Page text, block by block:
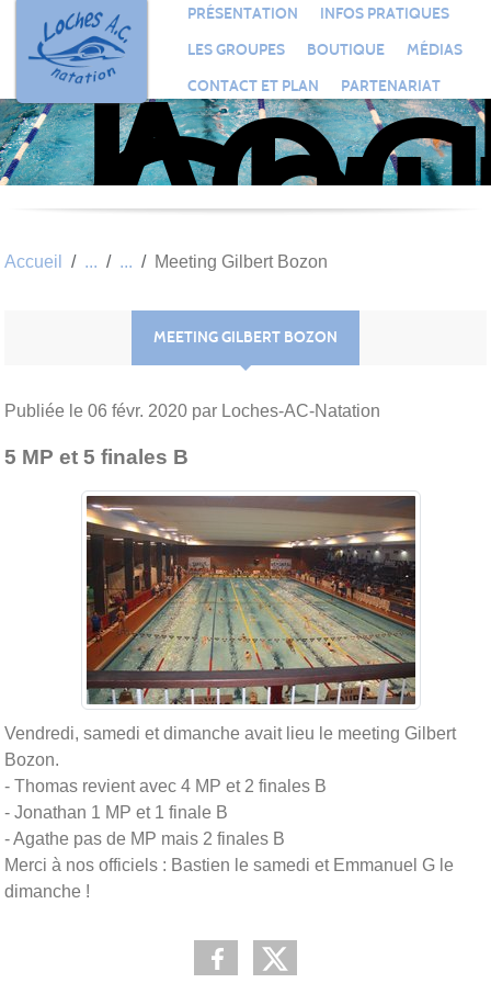
PRÉSENTATION
INFOS PRATIQUES
LES GROUPES
BOUTIQUE
MÉDIAS
CONTACT ET PLAN
PARTENARIAT
Accueil Meeting Gilbert Bozon
MEETING GILBERT BOZON
Publiée le 06 févr. 2020 par Loches-AC-Natation
5 MP et 5 finales B
Vendredi, samedi et dimanche avait lieu le meeting Gilbert
Bozon.
- Thomas revient avec 4 MP et 2 finales B
- Jonathan 1 MP et 1 finale B
- Agathe pas de MP mais 2 finales B
Merci à nos officiels : Bastien le samedi et Emmanuel G le
dimanche !
Panneau de gestion des cookies